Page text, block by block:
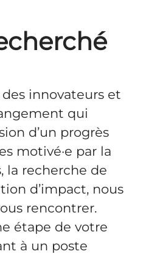
innovateurs et
qui
d’un progrès
motivé·e par la
la recherche de
d’impact, nous
rencontrer.
étape de votre
à un poste